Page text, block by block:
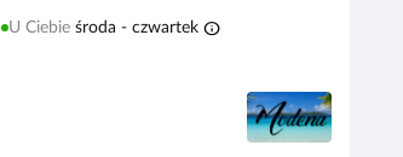
U Ciebie środa - czwartek info